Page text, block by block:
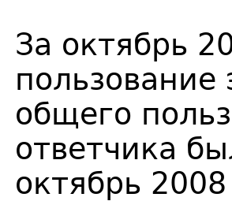
За октябрь
пользование
общего
ответчика
октябрь